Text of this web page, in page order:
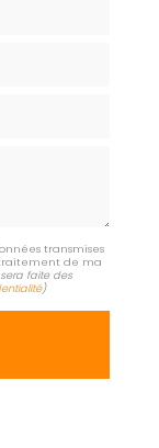
transmises
de ma
faite des
)